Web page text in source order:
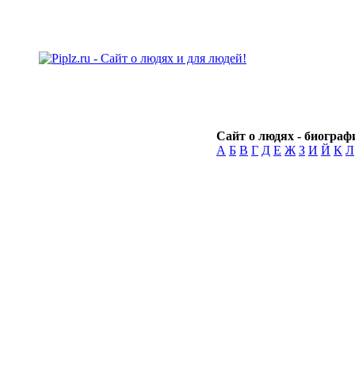
Сайт о людях -
А Б В Г Д Е Ж З И Й К Л